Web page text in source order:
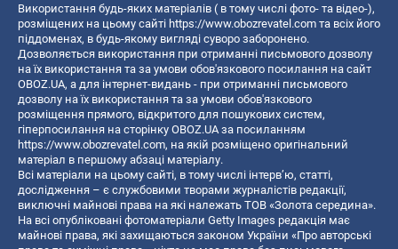
Використання будь-яких матеріалів ( в тому числі фото- та відео-),
розміщених на цьому сайті https://www.obozrevatel.com та всіх його
піддоменах, в будь-якому вигляді суворо заборонено.
Дозволяється використання при отриманні письмового дозволу
на їх використання та за умови обов'язкового посилання на сайт
OBOZ.UA, а для інтернет-видань - при отриманні письмового
дозволу на їх використання та за умови обов'язкового
розміщення прямого, відкритого для пошукових систем,
гіперпосилання на сторінку OBOZ.UA за посиланням
https://www.obozrevatel.com, на якій розміщено оригінальний
матеріал в першому абзаці матеріалу.
Всі матеріали на цьому сайті, в тому числі інтерв’ю, статті,
дослідження – є службовими творами журналістів редакції,
виключні майнові права на які належать ТОВ «Золота середина».
На всі опубліковані фотоматеріали Getty Images редакція має
майнові права, які захищаються законом України «Про авторські